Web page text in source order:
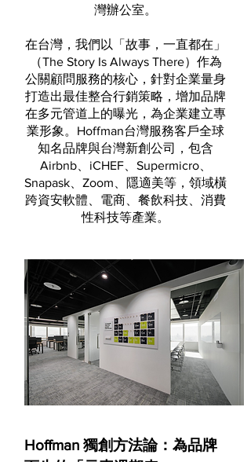
灣辦公室。
在台灣，我們以「故事，一直都在」
（The Story Is Always There）作為
公關顧問服務的核心，針對企業量身
打造出最佳整合行銷策略，增加品牌
在多元管道上的曝光，為企業建立專
業形象。Hoffman台灣服務客戶全球
知名品牌與台灣新創公司，包含
Airbnb、iCHEF、Supermicro、
Snapask、Zoom、隱適美等，領域橫
跨資安軟體、電商、餐飲科技、消費
性科技等產業。
Hoffman 獨創方法論：為品牌